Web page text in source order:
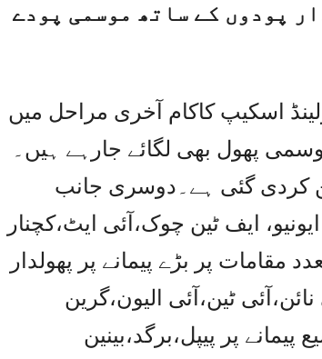
پودوں کے ساتھ موسمی پودے
اسکیپ کاکام آخری مراحل میں
پھول بھی لگائے جارہے ہیں۔
کردی گئی ہے۔دوسری جانب
ایونیو، ایف ٹین چوک،آئی ایٹ،کچنار
پر بڑے پیمانے پر پھولدار
ٹین،آئی الیون،گرین
پر پیپل،برگد،بینین